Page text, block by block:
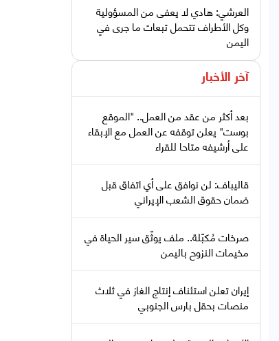
العرشي: هادي لا يعفى من المسؤولية
وكل الأطراف تتحمل تبعات ما جرى في
اليمن
آخر الأخبار
بعد أكثر من عقد من العمل.. "الموقع
بوست" يعلن توقفه عن العمل مع الإبقاء
على أرشيفه متاحا للقراء
قاليباف: لن نوافق على أي اتفاق قبل
ضمان حقوق الشعب الإيراني
صرخات مُكبّلة.. ملف يوثّق سير الحياة في
مخيمات النزوح باليمن
إيران تعلن استئناف إنتاج الغاز في ثلاث
منصات بحقل بارس الجنوبي